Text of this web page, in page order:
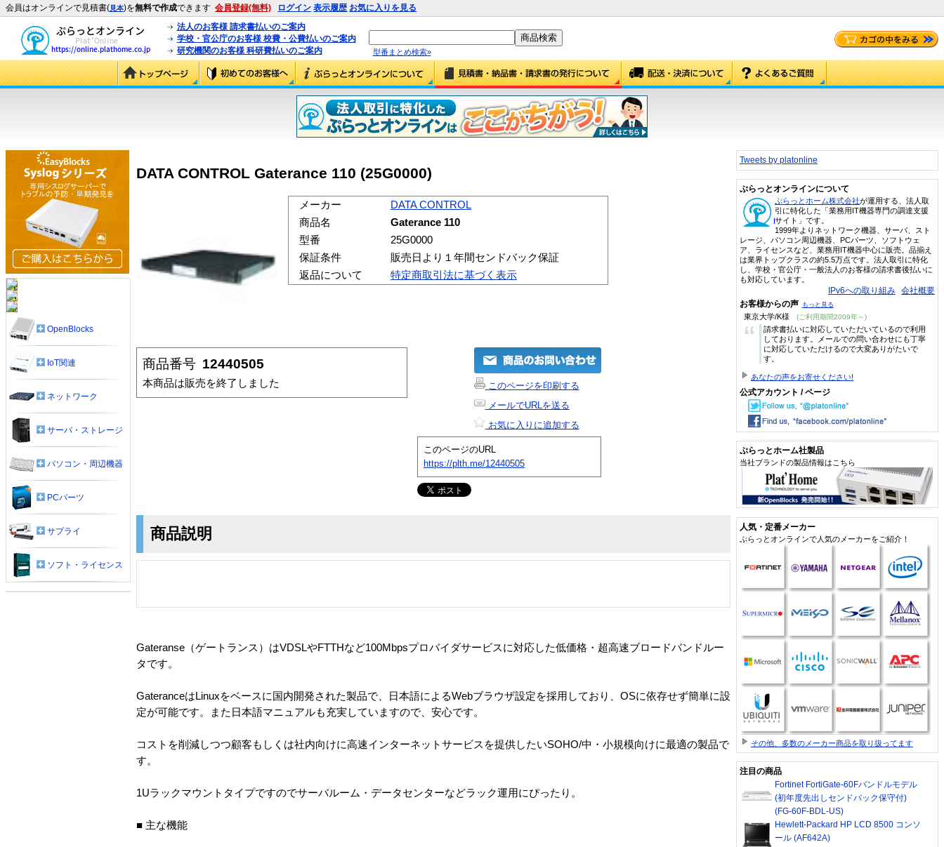
会員はオンラインで見積書(見本)を無料で作成できます 会員登録(無料) ログイン 表示履歴 お気に入りを見る
法人のお客様 請求書払いのご案内
学校・官公庁のお客様 校費・公費払いのご案内
研究機関のお客様 科研費払いのご案内
型番まとめ検索»
DATA CONTROL Gaterance 110 (25G0000)
メーカー
DATA CONTROL
商品名
Gaterance 110
型番
25G0000
保証条件
販売日より１年間センドバック保証
返品について
特定商取引法に基づく表示
商品番号 12440505
本商品は販売を終了しました
このページを印刷する
メールでURLを送る
お気に入りに追加する
このページのURL
https://plth.me/12440505
商品説明
Gateranse（ゲートランス）はVDSLやFTTHなど100Mbpsプロバイダサービスに対応した低価格・超高速ブロードバンドルー
タです。
GateranceはLinuxをベースに国内開発された製品で、日本語によるWebブラウザ設定を採用しており、OSに依存せず簡単に設
定が可能です。また日本語マニュアルも充実していますので、安心です。
コストを削減しつつ顧客もしくは社内向けに高速インターネットサービスを提供したいSOHO/中・小規模向けに最適の製品で
す。
1Uラックマウントタイプですのでサーバルーム・データセンターなどラック運用にぴったり。
■ 主な機能
OpenBlocks
IoT関連
ネットワーク
サーバ・ストレージ
パソコン・周辺機器
PCパーツ
サプライ
ソフト・ライセンス
Tweets by platonline
ぷらっとオンラインについて
ぷらっとホーム株式会社が運用する、法人取
引に特化した「業務用IT機器専門の調達支援
サイト」です。
1999年よりネットワーク機器、サーバ、スト
レージ、パソコン周辺機器、PCパーツ、ソフトウェ
ア、ライセンスなど、業務用IT機器中心に販売。品揃え
は業界トップクラスの約5.5万点です。法人取引に特化
し、学校・官公庁・一般法人のお客様の請求書後払いに
も対応しています。
IPv6への取り組み 会社概要
お客様からの声 もっと見る
東京大学/K様 (ご利用期間2009年～)
“
請求書払いに対応していただいているので利用
しております。メールでの問い合わせにも丁寧
に対応していただけるので大変ありがたいで
す。
あなたの声をお寄せください!
公式アカウント / ページ
ぷらっとホーム社製品
当社ブランドの製品情報はこちら
人気・定番メーカー
ぷらっとオンラインで人気のメーカーをご紹介！
その他、多数のメーカー商品を取り扱ってます
注目の商品
Fortinet FortiGate-60Fバンドルモデル
(初年度先出しセンドバック保守付)
(FG-60F-BDL-US)
Hewlett-Packard HP LCD 8500 コンソ
ール (AF642A)